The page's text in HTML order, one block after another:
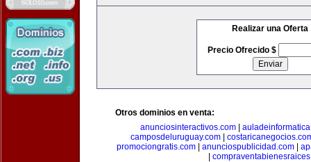
Realizar una Oferta
Precio Ofrecido $
Otros dominios en venta:
anunciosinteractivos.com|
camposdeluruguay.com|
promociongratis.com
anunciospublicidad.com